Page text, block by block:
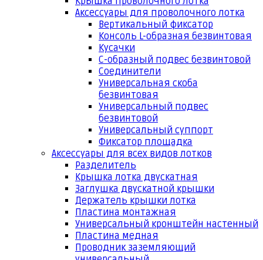
Аксессуары для проволочного лотка
Вертикальный фиксатор
Консоль L-образная безвинтовая
Кусачки
С-образный подвес безвинтовой
Соединители
Универсальная скоба
безвинтовая
Универсальный подвес
безвинтовой
Универсальный суппорт
Фиксатор площадка
Аксессуары для всех видов лотков
Разделитель
Крышка лотка двускатная
Заглушка двускатной крышки
Держатель крышки лотка
Пластина монтажная
Универсальный кронштейн настенный
Пластина медная
Проводник заземляющий